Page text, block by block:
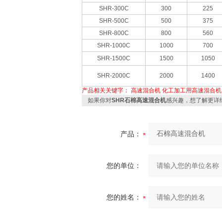
SHR-300C
300
225
SHR-500C
500
375
SHR-800C
800
560
SHR-1000C
1000
700
SHR-1500C
1500 1050
SHR-2000C 2000 1400
产品相关关键字： 高速混合机 化工加工用高速混合机
如果你对SHR石棉高速混合机感兴趣，想了解更详
产品：
您的单位：
您的姓名：